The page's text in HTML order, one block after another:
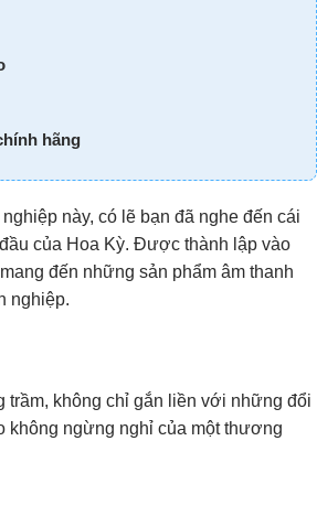
hãng
này, có lẽ bạn đã nghe đến cái
của Hoa Kỳ. Được thành lập vào
đến những sản phẩm âm thanh
nghiệp.
trầm, không chỉ gắn liền với những đổi
không ngừng nghỉ của một thương